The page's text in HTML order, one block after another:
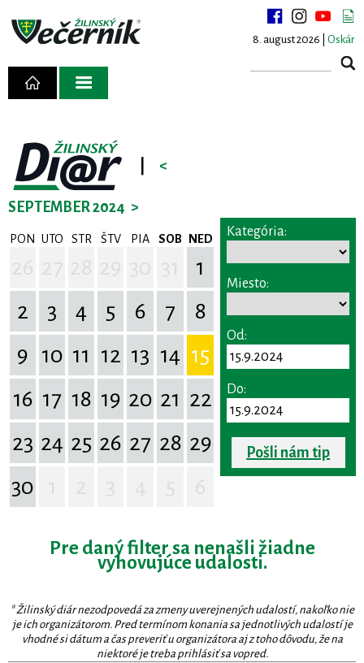
8. august 2026 | Oskár
<
SEPTEMBER 2024 >
PON UTO STR ŠTV PIA SOB NED
1
2
3 4 5 6 7
8
9 10 11 12 13 14 15
16 17 18 19 20 21 22
23 24 25 26 27 28 29
30
Kategória:
Miesto:
Od:
Do:
Pošli nám tip
Pre daný filter sa nenašli žiadne
vyhovujúce udalosti.
* Žilinský diár nezodpovedá za zmeny uverejnených udalostí, nakoľko nie
je ich organizátorom. Pred termínom konania sa jednotlivých udalostí je
vhodné si dátum a čas preveriť u organizátora aj z toho dôvodu, že na
niektoré je treba prihlásiť sa vopred.